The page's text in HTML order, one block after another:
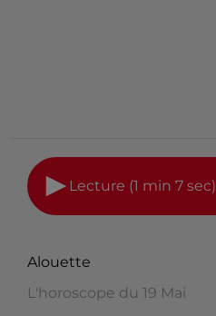
Lecture (1 min 7 sec)
Alouette
L'horoscope du 19 Mai